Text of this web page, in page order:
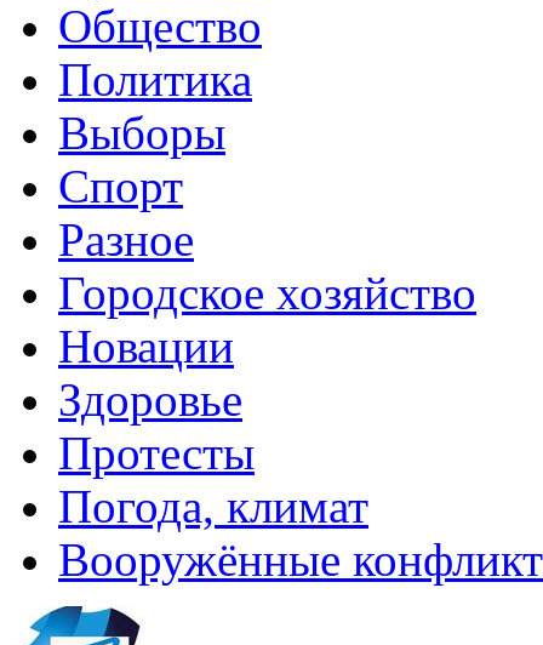
Общество
Политика
Выборы
Спорт
Разное
Городское хозяйство
Новации
Здоровье
Протесты
Погода, климат
Вооружённые